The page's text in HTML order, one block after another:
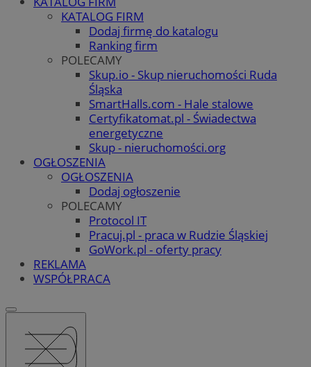
KATALOG FIRM
Dodaj firmę do katalogu
Ranking firm
POLECAMY
Skup.io - Skup nieruchomości Ruda
Śląska
SmartHalls.com - Hale stalowe
Certyfikatomat.pl - Świadectwa
energetyczne
Skup - nieruchomości.org
OGŁOSZENIA
OGŁOSZENIA
Dodaj ogłoszenie
POLECAMY
Protocol IT
Pracuj.pl - praca w Rudzie Śląskiej
GoWork.pl - oferty pracy
REKLAMA
WSPÓŁPRACA